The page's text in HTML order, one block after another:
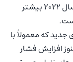
سرمایه‌گذاران جدید در مقایسه با بازار نزولی سال 2022 بیشتر
جدید که معمولاً با
افزایش فشار